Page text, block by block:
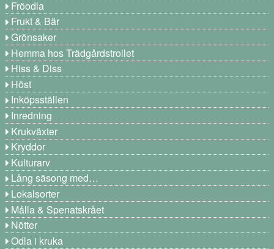
Fröodla
Frukt & Bär
Grönsaker
Hemma hos Trädgårdstrollet
Hiss & Diss
Höst
Inköpsställen
Inredning
Krukväxter
Kryddor
Kulturarv
Lång säsong med…
Lokalsorter
Målla & Spenatskrået
Nötter
Odla i kruka